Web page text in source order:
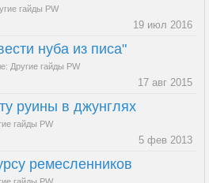
гайды PW
19 июл 2016
нуба из писа"
Другие гайды PW
17 авг 2015
руины в джунглях
гайды PW
5 фев 2013
ремесленников